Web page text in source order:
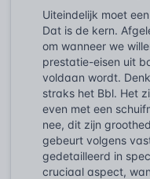
Uiteindelijk moet
Dat is de kern.
om wanneer we
prestatie-eisen uit
voldaan wordt.
straks het Bbl. Het
even met een
nee, dit zijn
gebeurt volgens
gedetailleerd in
cruciaal aspect,